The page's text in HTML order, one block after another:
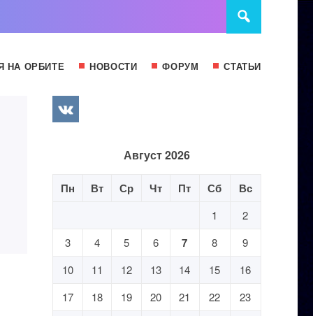
НА ОРБИТЕ НОВОСТИ ФОРУМ СТАТЬИ
Август 2026
Пн Вт Ср Чт Пт Сб Вс
1
2
3
4 5 6 7 8
9
10
11 12 13 14 15
16
17
18 19 20 21 22
23